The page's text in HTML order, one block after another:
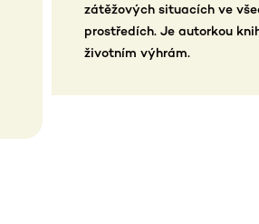
všech možných kontextech a
knihy Jak prochází životními krizemi k